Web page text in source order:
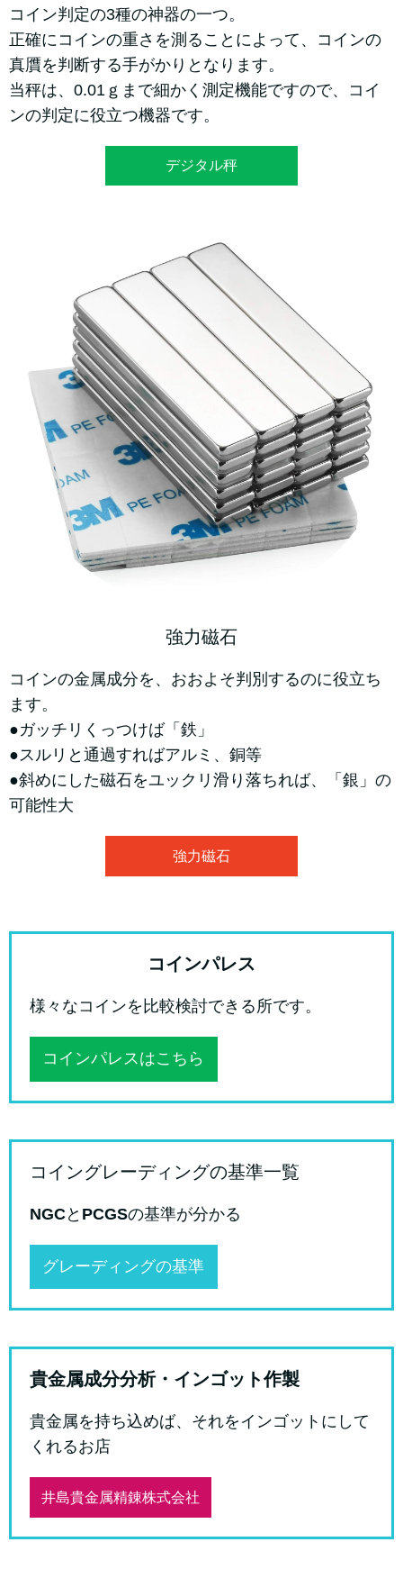
コイン判定の3種の神器の一つ。
正確にコインの重さを測ることによって、コインの
真贋を判断する手がかりとなります。
当秤は、0.01ｇまで細かく測定機能ですので、コイ
ンの判定に役立つ機器です。
デジタル秤
強力磁石
コインの金属成分を、おおよそ判別するのに役立ち
ます。
●ガッチリくっつけば「鉄」
●スルリと通過すればアルミ、銅等
●斜めにした磁石をユックリ滑り落ちれば、「銀」の
可能性大
強力磁石
コインパレス
様々なコインを比較検討できる所です。
コインパレスはこちら
コイングレーディングの基準一覧
NGCと PCGSの基準が分かる
グレーディングの基準
貴金属成分分析・インゴット作製
貴金属を持ち込めば、それをインゴットにして
くれるお店
井島貴金属精錬株式会社